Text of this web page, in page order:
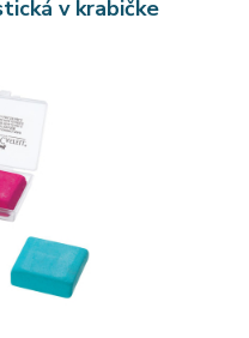
v krabičke